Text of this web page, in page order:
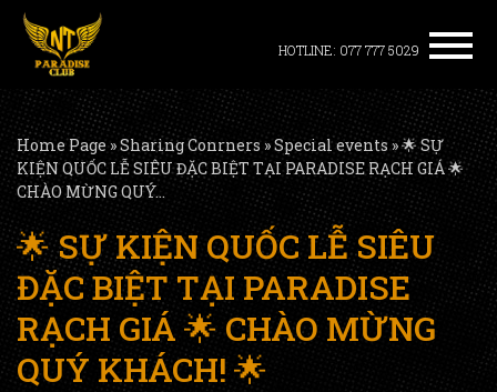
HOTLINE: 077 777 5029
Home Page»Sharing Conrners »Special events »🌟 SỰ
KIỆN QUỐC LỄ SIÊU ĐẶC BIỆT TẠI PARADISE RẠCH GIÁ 🌟
CHÀO MỪNG QUÝ...
🌟 SỰ KIỆN QUỐC LỄ SIÊU
ĐẶC BIỆT TẠI PARADISE
RẠCH GIÁ 🌟 CHÀO MỪNG
QUÝ KHÁCH! 🌟